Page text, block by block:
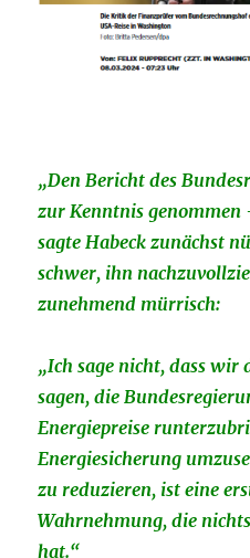
„Den Bericht des
zur Kenntnis genommen
sagte Habeck zunächst
schwer, ihn
zunehmend mürrisch:
„Ich sage nicht, dass wir
sagen, die
Energiepreise
Energiesicherung
zu reduzieren, ist eine
Wahrnehmung, die
hat.“